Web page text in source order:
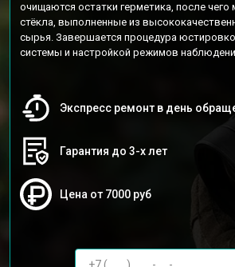
очищаются остатки герметика, после
стёкла, выполненные из
сырья. Завершается процедура
системы и настройкой режимов
Экспресс ремонт в день
Гарантия до 3-х лет
Цена от 7000 руб